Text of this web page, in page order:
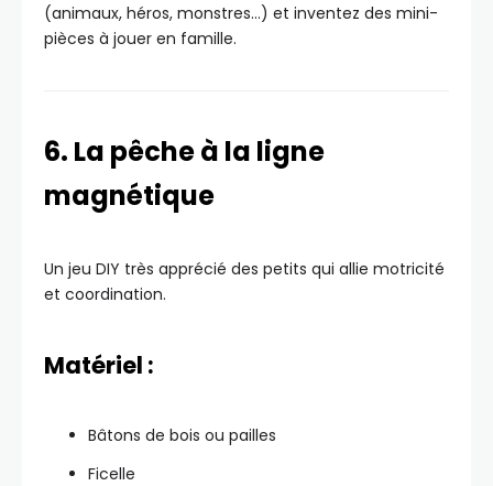
(animaux, héros, monstres…) et inventez des mini-
pièces à jouer en famille.
6. La pêche à la ligne
magnétique
Un jeu DIY très apprécié des petits qui allie motricité
et coordination.
Matériel :
Bâtons de bois ou pailles
Ficelle